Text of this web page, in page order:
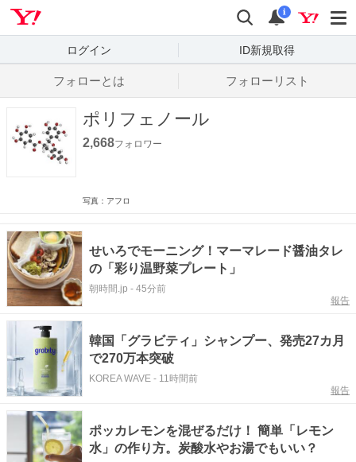
検索
通知
i
ログイン ID新規取得
フォローとは フォローリスト
ポリフェノール
2,668フォロワー
写真：アフロ
せいろでモーニング！マーマレード醤油タレ
の「彩り温野菜プレート」
朝時間.jp - 45分前
報告
韓国「グラビティ」シャンプー、発売27カ月
で270万本突破
KOREA WAVE - 11時間前
報告
ポッカレモンを混ぜるだけ！ 簡単「レモン
水」の作り方。炭酸水やお湯でもいい？